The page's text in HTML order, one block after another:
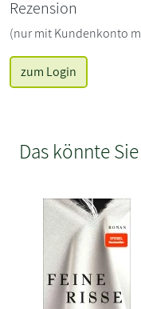
Rezension
(nur mit Kundenkonto
zum Login
Das könnte